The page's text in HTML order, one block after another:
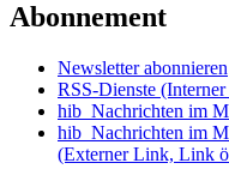
Abonnement
Newsletter abonnieren
RSS-Dienste
hib_Nachrichten im
hib_Nachrichten im
(Externer Link, Link